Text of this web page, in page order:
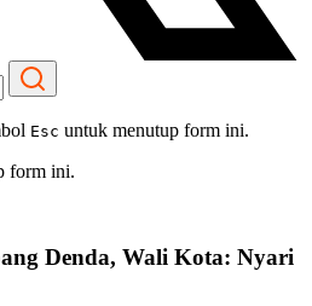
Esc untuk menutup form ini.
form ini.
Denda, Wali Kota: Nyari